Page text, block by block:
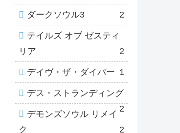
ダークソウル3 2
テイルズ オブ ゼスティ
リア
2
デイヴ・ザ・ダイバー 1
デス・ストランディング
2
デモンズソウル リメイ
ク
2